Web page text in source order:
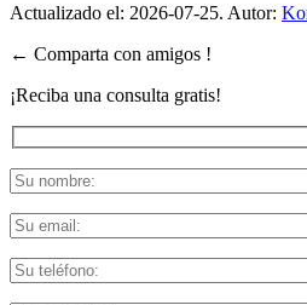
Actualizado el: 2026-07-25. Autor:
← Comparta con amigos !
¡Reciba una consulta gratis!